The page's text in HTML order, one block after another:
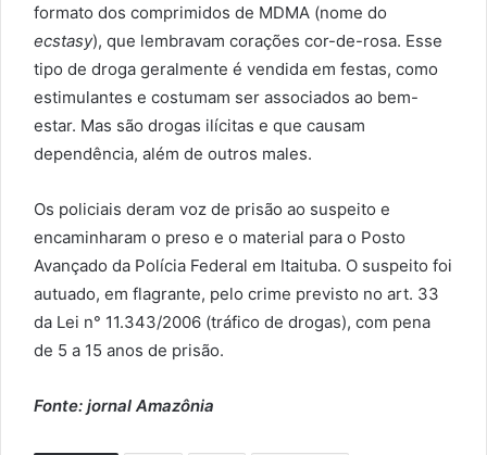
formato dos comprimidos de MDMA (nome do
ecstasy), que lembravam corações cor-de-rosa. Esse
tipo de droga geralmente é vendida em festas, como
estimulantes e costumam ser associados ao bem-
estar. Mas são drogas ilícitas e que causam
dependência, além de outros males.
Os policiais deram voz de prisão ao suspeito e
encaminharam o preso e o material para o Posto
Avançado da Polícia Federal em Itaituba. O suspeito foi
autuado, em flagrante, pelo crime previsto no art. 33
da Lei n° 11.343/2006 (tráfico de drogas), com pena
de 5 a 15 anos de prisão.
Fonte: jornal Amazônia